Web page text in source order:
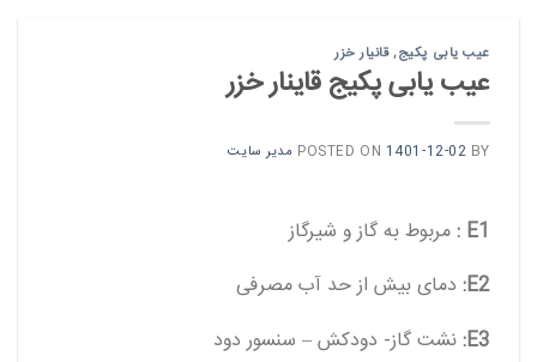
عیب یابی پکیج,قانیار خزر
عیب یابی پکیج قاینار خزر
POSTED ON 1401-12-02 BY مدیر سایت
E1 : مربوط به گاز و شیرگاز
E2: دمای بیش از حد آب مصرفی
E3: نشت گاز- دودکش – سنسور دود